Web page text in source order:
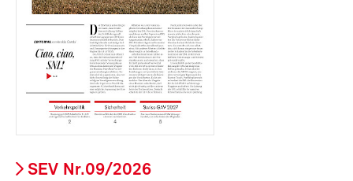
SEV Nr.09/2026